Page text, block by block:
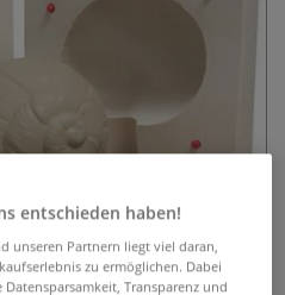
entschieden haben!
unseren Partnern liegt viel daran,
zu ermöglichen. Dabei
Transparenz und